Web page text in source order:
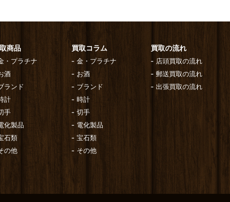
商品
・プラチナ
酒
ランド
計
手
化製品
石類
の他
買取コラム
金・プラチナ
お酒
ブランド
時計
切手
電化製品
宝石類
その他
買取の流れ
店頭買取の流れ
郵送買取の流れ
出張買取の流れ